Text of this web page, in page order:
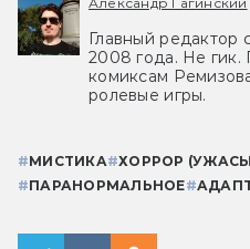
Главный
2008 года. Не гик.
комиксам
ролевые игры.
#МИСТИКА#ХОРРОР
#ПАРАНОРМАЛЬНОЕ#